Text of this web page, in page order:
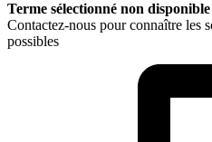
Terme sélectionné non disponible
Contactez-nous pour connaître les
possibles